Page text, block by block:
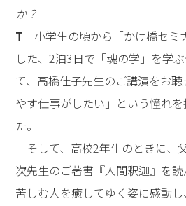
か？
T 小学生の頃から「かけ橋セミ
した、2泊3日で「魂の学」を学
て、高橋佳子先生のご講演をお
やす仕事がしたい」という憧れ
た。
そして、高校2年生のときに、
次先生のご著書『人間釈迦』を
苦しむ人を癒してゆく姿に感動